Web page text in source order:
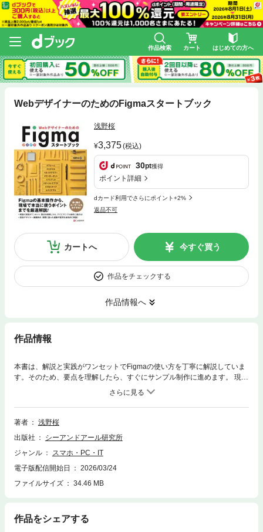
作品検索 カート はじめての方へ
WebデザイナーのためのFigmaスタートブック
浅野桜
3,375(税込)
30pt獲得
ポイント詳細
dカード利用でさらにポイント+2%
返品不可
カートへ 今すぐ買う
作品をチェックする
作品情報へ
作品情報
本書は、解説と実践がワンセットでFigmaの使い方を丁寧に解説していま
す。そのため、要点を理解したら、すぐにサンプル制作に進めます。 現役
デザイナー兼講師が、実際に困った経験や質問を体系的に解説しているた
め、実践的な内容になっているのも特長の1つです。
著者
浅野桜
出版社
シーアンドアール研究所
ジャンル
スマホ・PC・IT
電子版配信開始日
2026/03/24
ファイルサイズ
34.46 MB
作品をシェアする